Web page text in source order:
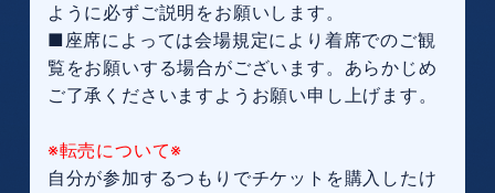
ように必ずご説明をお願いします。
■座席によっては会場規定により着席でのご観
覧をお願いする場合がございます。あらかじめ
ご了承くださいますようお願い申し上げます。
※転売について※
自分が参加するつもりでチケットを購入したけ